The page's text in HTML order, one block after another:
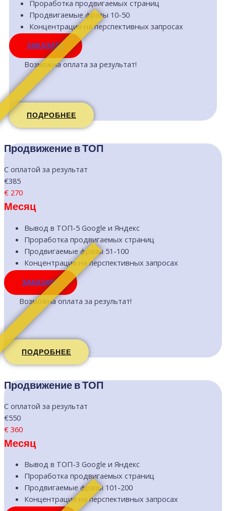
Проработка продвигаемых страниц
Продвигаемые фразы 10-50
Концентрация на перспективных запросах
ЗАКАЗАТЬ
Возможна оплата за результат!
ПОДРОБНЕЕ
Продвижение в ТОП
С оплатой за результат
€385
€ 270
Месяц
Вывод в ТОП-5 Google и Яндекс
Проработка продвигаемых страниц
Продвигаемые фразы 51-100
Концентрация на перспективных запросах
ЗАКАЗАТЬ
Возможна оплата за результат!
ПОДРОБНЕЕ
Продвижение в ТОП
С оплатой за результат
€550
€ 360
Месяц
Вывод в ТОП-3 Google и Яндекс
Проработка продвигаемых страниц
Продвигаемые фразы 101-200
Концентрация на перспективных запросах